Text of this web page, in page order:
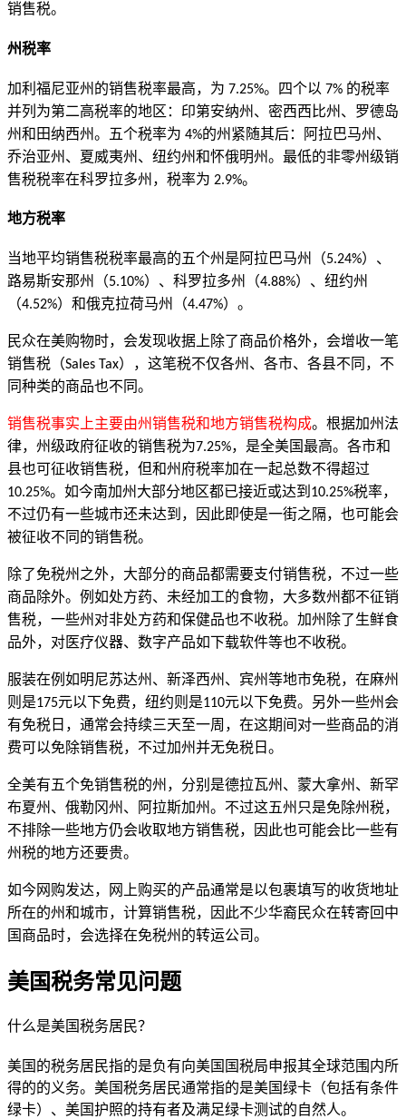
销售税。
州税率
加利福尼亚州的销售税率最高，为 7.25%。四个以 7% 的税率
并列为第二高税率的地区：印第安纳州、密西西比州、罗德岛
州和田纳西州。五个税率为 4%的州紧随其后：阿拉巴马州、
乔治亚州、夏威夷州、纽约州和怀俄明州。最低的非零州级销
售税税率在科罗拉多州，税率为 2.9%。
地方税率
当地平均销售税税率最高的五个州是阿拉巴马州（5.24%）、
路易斯安那州（5.10%）、科罗拉多州（4.88%）、纽约州
（4.52%）和俄克拉荷马州（4.47%）。
民众在美购物时，会发现收据上除了商品价格外，会增收一笔
销售税（Sales Tax），这笔税不仅各州、各市、各县不同，不
同种类的商品也不同。
销售税事实上主要由州销售税和地方销售税构成。根据加州法
律，州级政府征收的销售税为7.25%，是全美国最高。各市和
县也可征收销售税，但和州府税率加在一起总数不得超过
10.25%。如今南加州大部分地区都已接近或达到 10.25%税率，
不过仍有一些城市还未达到，因此即使是一街之隔，也可能会
被征收不同的销售税。
除了免税州之外，大部分的商品都需要支付销售税，不过一些
商品除外。例如处方药、未经加工的食物，大多数州都不征销
售税，一些州对非处方药和保健品也不收税。加州除了生鲜食
品外，对医疗仪器、数字产品如下载软件等也不收税。
服装在例如明尼苏达州、新泽西州、宾州等地市免税，在麻州
则是175元以下免费，纽约则是110元以下免费。另外一些州会
有免税日，通常会持续三天至一周，在这期间对一些商品的消
费可以免除销售税，不过加州并无免税日。
全美有五个免销售税的州，分别是德拉瓦州、蒙大拿州、新罕
布夏州、俄勒冈州、阿拉斯加州。不过这五州只是免除州税，
不排除一些地方仍会收取地方销售税，因此也可能会比一些有
州税的地方还要贵。
如今网购发达，网上购买的产品通常是以包裹填写的收货地址
所在的州和城市，计算销售税，因此不少华裔民众在转寄回中
国商品时，会选择在免税州的转运公司。
美国税务常见问题
什么是美国税务居民？
美国的税务居民指的是负有向美国国税局申报其全球范围内所
得的的义务。美国税务居民通常指的是美国绿卡（包括有条件
绿卡）、美国护照的持有者及满足绿卡测试的自然人。